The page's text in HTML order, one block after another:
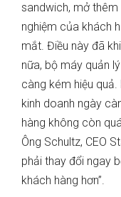
sandwich, mở
nghiệm của khách
mắt. Điều này đã
nữa, bộ máy quản
càng kém hiệu quả.
kinh doanh ngày
hàng không còn
Ông Schultz, CEO
phải thay đổi ngay
khách hàng hơn”.